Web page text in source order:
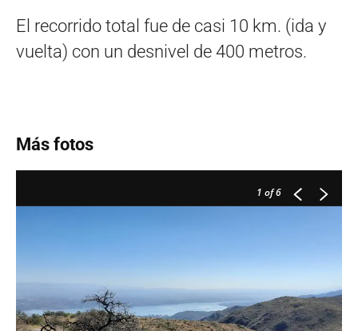
El recorrido total fue de casi 10 km. (ida y
vuelta) con un desnivel de 400 metros.
Más fotos
1 of 6